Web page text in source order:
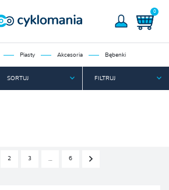
0
Piasty Akcesoria Bębenki
SORTUJ FILTRUJ
2 3 6